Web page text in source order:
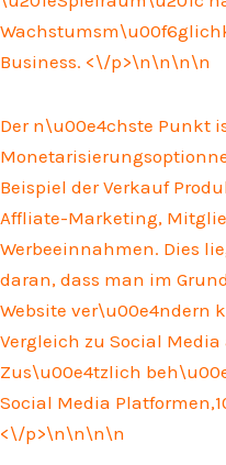
Business. <\/p>\n\n\n\n
Der n\u00e4chste Punkt
Beispiel der Verkauf
Affliate-Marketing,
Werbeeinnahmen. Dies
daran, dass man im
Website ver\u00e4ndern
Vergleich zu Social
Zus\u00e4tzlich
Social Media
<\/p>\n\n\n\n